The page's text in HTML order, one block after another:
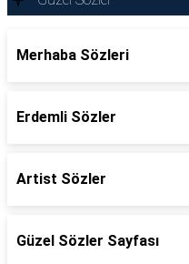
Merhaba Sözleri
Erdemli Sözler
Artist Sözler
Güzel Sözler Sayfası